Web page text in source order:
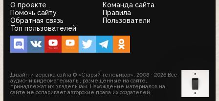
О проекте
Команда сайта
Помочь сайту
Правила
Обратная связь
Пользователи
Топ пользователей
Дизайн и верстка сайта © «Старый телевизор»; 2008 - 2026 Все
аудио- и видеоматериалы, размещённые на сайте,
принадлежат их владельцам. Нахождение материалов на
сайте не оспаривает авторские права их создателей.